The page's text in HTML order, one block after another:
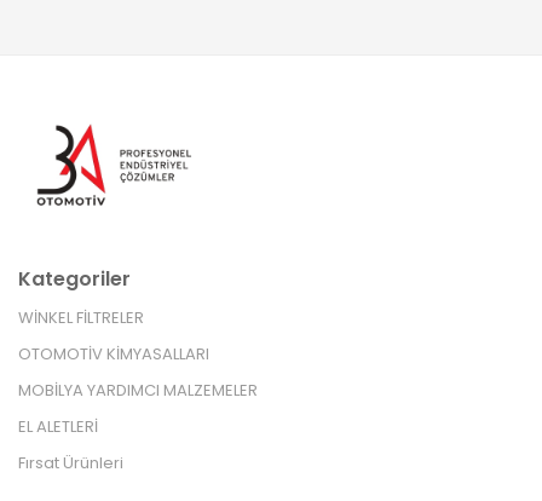
Kategoriler
WİNKEL FİLTRELER
OTOMOTİV KİMYASALLARI
MOBİLYA YARDIMCI MALZEMELER
EL ALETLERİ
Fırsat Ürünleri